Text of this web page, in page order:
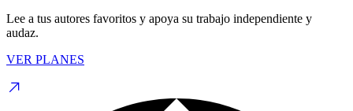
Lee a tus autores favoritos y apoya su trabajo independiente y
audaz.
VER PLANES